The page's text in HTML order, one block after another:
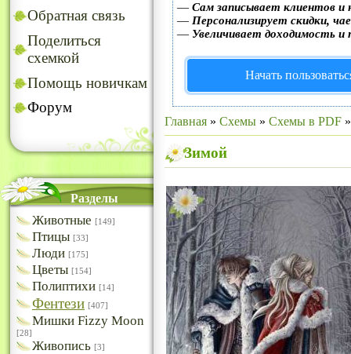
Обратная связь
Поделиться
схемкой
Помощь новичкам
Форум
Разделы
Животные [149]
Птицы [33]
Люди [175]
Цветы [154]
Полиптихи [14]
Фентези [407]
Мишки Fizzy Moon
[28]
Живопись [3]
— Сам записывает клиентов и
— Персонализирует скидки,
— Увеличивает доходимость
Начать
Главная » Схемы » Схемы в PDF
Зимой